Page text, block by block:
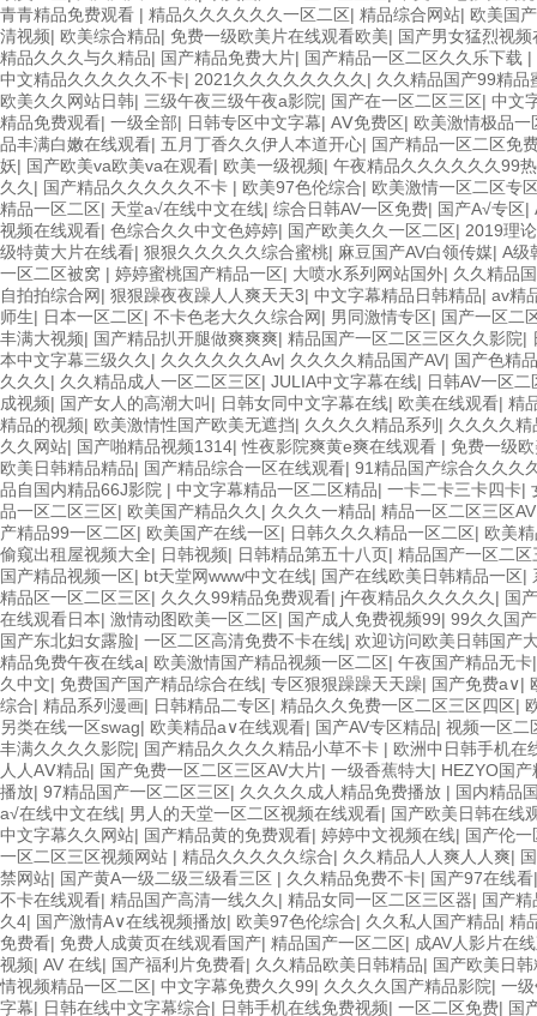
青青精品免费观看 | 精品久久久久久久一区二区| 精品综合网站| 欧美国
清视频| 欧美综合精品| 免费一级欧美片在线观看欧美| 国产男女猛烈视
精品久久久与久精品| 国产精品免费大片| 国产精品一区二区久久乐下载 |
中文精品久久久久久不卡| 2021久久久久久久久久 | 久久精品国产99精品
欧美久久网站日韩| 三级午夜三级午夜a影院| 国产在一区二区三区| 中文
精品免费观看| 一级全部| 日韩专区中文字幕| AⅤ免费区| 欧美激情极品一
品丰满白嫩在线观看| 五月丁香久久伊人本道开心| 国产精品一区二区免
妖| 国产欧美va欧美va在观看| 欧美一级视频| 午夜精品久久久久久久99
久久 | 国产精品久久久久久不卡 | 欧美97色伦综合| 欧美激情一区二区专
精品一区二区| 天堂а√在线中文在线| 综合日韩AV一区免费| 国产A√专区|
视频在线观看| 色综合久久中文色婷婷| 国产欧美久久一区二区| 2019理
级特黄大片在线看| 狠狠久久久久久综合蜜桃| 麻豆国产AV白领传媒| A级
一区二区被窝 | 婷婷蜜桃国产精品一区| 大喷水系列网站国外| 久久精品
自拍拍综合网| 狠狠躁夜夜躁人人爽天天3| 中文字幕精品日韩精品| av精
师生| 日本一区二区| 不卡色老大久久综合网| 男同激情专区| 国产一区二
丰满大视频| 国产精品扒开腿做爽爽爽| 精品国产一区二区三区久久影院|
本中文字幕三级久久 | 久久久久久久Av| 久久久久精品国产AV| 国产色精
久久久 | 久久精品成人一区二区三区| JULIA中文字幕在线| 日韩AV一区
成视频| 国产女人的高潮大叫 | 日韩女同中文字幕在线| 欧美在线观看| 精
精品的视频| 欧美激情性国产欧美无遮挡| 久久久久精品系列 | 久久久久
久久网站| 国产啪精品视频1314|性夜影院爽黄e爽在线观看 | 免费一级
欧美日韩精品精品| 国产精品综合一区在线观看| 91精品国产综合久久久
品自国内精品66J影院 | 中文字幕精品一区二区精品| 一卡二卡三卡四卡|
品一区二区三区| 欧美国产精品久久 | 久久久一精品| 精品一区二区三区
产精品99一区二区| 欧美国产在线一区| 日韩久久久精品一区二区| 欧美
偷窥出租屋视频大全| 日韩视频| 日韩精品第五十八页| 精品国产一区二区
国产精品视频一区| bt天堂网www中文在线| 国产在线欧美日韩精品一区|
精品区一区二区三区| 久久久99精品免费观看| j午夜精品久久久久久 | 国
在线观看日本| 激情动图欧美一区二区| 国产成人免费视频99| 99久久国
国产东北妇女露脸| 一区二区高清免费不卡在线| 欢迎访问欧美日韩国产
精品免费午夜在线a| 欧美激情国产精品视频一区二区| 午夜国产精品无卡
久中文| 免费国产国产精品综合在线| 专区狠狠躁躁天天躁| 国产免费a∨|
综合| 精品系列漫画| 日韩精品二专区| 精品久久免费一区二区三区四区|
另类在线一区swag| 欧美精品a∨在线观看| 国产AV专区精品| 视频一区二
丰满久久久久影院| 国产精品久久久久精品小草不卡 | 欧洲中日韩手机在
人人AⅤ精品| 国产免费一区二区三区AV大片| 一级香蕉特大| HEZYO国
播放| 97精品国产一区二区三区| 久久久久成人精品免费播放 | 国内精品
а√在线中文在线| 男人的天堂一区二区视频在线观看| 国产欧美日韩在线
中文字幕久久网站| 国产精品黄的免费观看| 婷婷中文视频在线| 国产伦
一区二区三区视频网站 | 精品久久久久久综合| 久久精品人人爽人人爽|
禁网站| 国产黄A一级二级三级看三区 | 久久精品免费不卡| 国产97在线看
不卡在线观看| 精品国产高清一线久久 | 精品女同一区二区三区器| 国产
久4| 国产激情A∨在线视频播放| 欧美97色伦综合| 久久私人国产精品| 精
免费看| 免费人成黄页在线观看国产| 精品国产一区二区| 成AV人影片在
视频| AV 在线| 国产福利片免费看| 久久精品欧美日韩精品| 国产欧美日
情视频精品一区二区| 中文字幕免费久久99| 久久久久国产精品影院| 一
字幕| 日韩在线中文字幕综合| 日韩手机在线免费视频| 一区二区免费| 国